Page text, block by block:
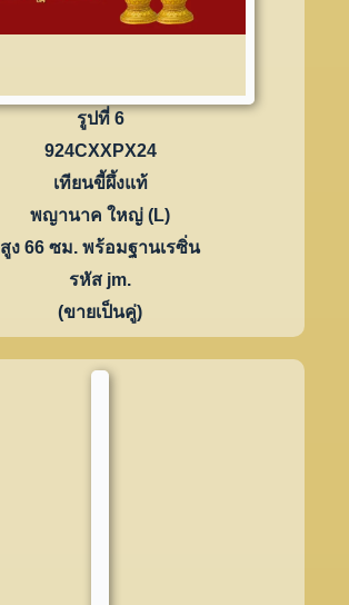
รูปที่ 6
924CXXPX24
เทียนขี้ผึ้งแท้
พญานาค ใหญ่ (L)
สูง 66 ซม. พร้อมฐานเรซิ่น
รหัส jm.
(ขายเป็นคู่)